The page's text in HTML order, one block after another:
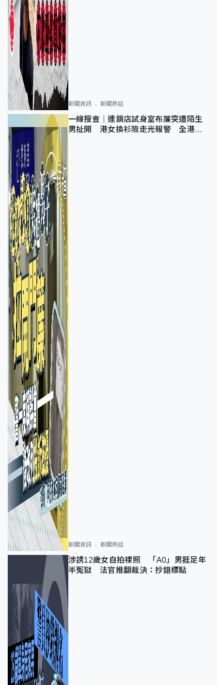
新聞資訊 新聞熱話
一線搜查｜連鎖店試身室布簾突遭陌生
男扯開 港女換衫險走光報警 全港分
新聞資訊 新聞熱話
涉誘12歲女自拍祼照 「A0」男捱足年
半冤獄 法官推翻裁決：抄錯標點